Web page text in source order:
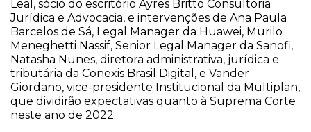
Leal, sócio do escritório Ayres Britto Consultoria
Jurídica e Advocacia, e intervenções de Ana Paula
Barcelos de Sá, Legal Manager da Huawei, Murilo
Meneghetti Nassif, Senior Legal Manager da Sanofi,
Natasha Nunes, diretora administrativa, jurídica e
tributária da Conexis Brasil Digital, e Vander
Giordano, vice-presidente Institucional da Multiplan,
que dividirão expectativas quanto à Suprema Corte
neste ano de 2022.